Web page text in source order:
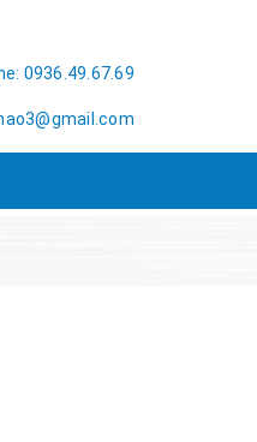
là thành công của chúng tôi!
0936.49.67.69